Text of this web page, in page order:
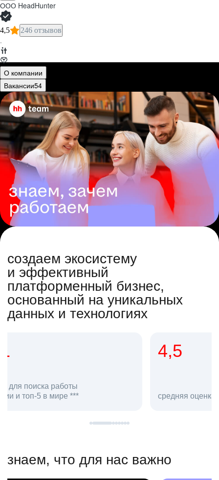
ООО HeadHunter
4,5 246 отзывов
·
О компании
Вакансии54
создаем экосистему
и эффективный
платформенный бизнес,
основанный на уникальных
данных и технологиях
средняя оценка hh.ru как работодателя **
в hh.ru
знаем, что для нас важно